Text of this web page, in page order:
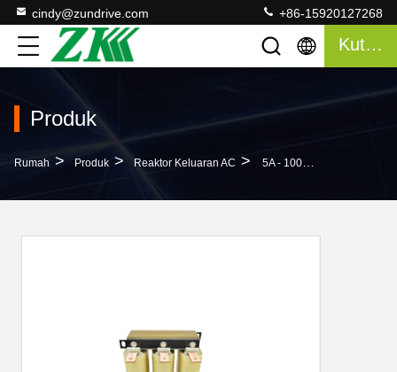
cindy@zundrive.com +86-15920127268
Kutipan
Produk
Rumah > Produk > Reaktor Keluaran AC > 5A - 1000A 380V AC Output Reaktor Pembawa Frekuensi 2-8KHz